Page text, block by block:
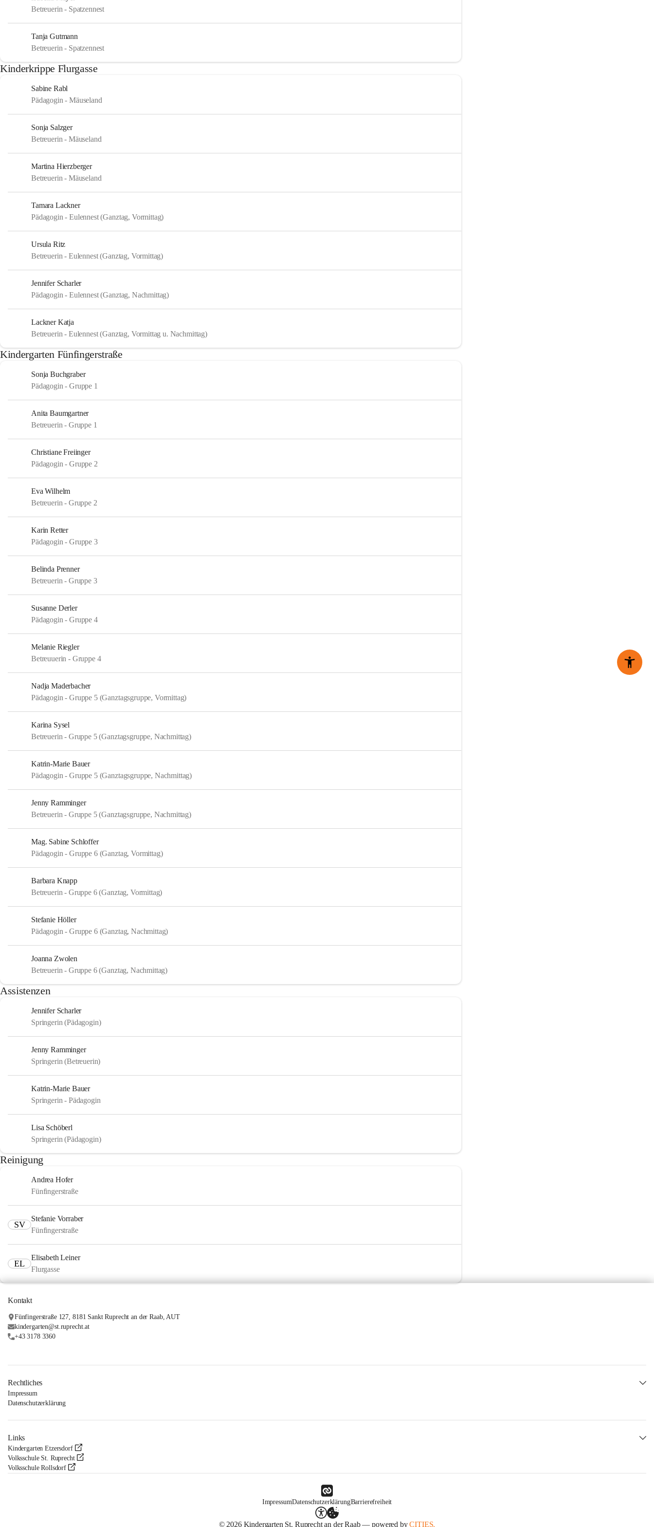
Betreuerin - Spatzennest
Tanja Gutmann
Betreuerin - Spatzennest
Kinderkrippe Flurgasse
Sabine Rabl
Pädagogin - Mäuseland
Sonja Salzger
Betreuerin - Mäuseland
Martina Hierzberger
Betreuerin - Mäuseland
Tamara Lackner
Pädagogin - Eulennest (Ganztag, Vormittag)
Ursula Ritz
Betreuerin - Eulennest (Ganztag, Vormittag)
Jennifer Scharler
Pädagogin - Eulennest (Ganztag, Nachmittag)
Lackner Katja
Betreuerin - Eulennest (Ganztag, Vormittag u. Nachmittag)
Kindergarten Fünfingerstraße
Sonja Buchgraber
Pädagogin - Gruppe 1
Anita Baumgartner
Betreuerin - Gruppe 1
Christiane Freiinger
Pädagogin - Gruppe 2
Eva Wilhelm
Betreuerin - Gruppe 2
Karin Retter
Pädagogin - Gruppe 3
Belinda Prenner
Betreuerin - Gruppe 3
Susanne Derler
Pädagogin - Gruppe 4
Melanie Riegler
Betreuuerin - Gruppe 4
Nadja Maderbacher
Pädagogin - Gruppe 5 (Ganztagsgruppe, Vormittag)
Karina Sysel
Betreuerin - Gruppe 5 (Ganztagsgruppe, Nachmittag)
Katrin-Marie Bauer
Pädagogin - Gruppe 5 (Ganztagsgruppe, Nachmittag)
Jenny Ramminger
Betreuerin - Gruppe 5 (Ganztagsgruppe, Nachmittag)
Mag. Sabine Schloffer
Pädagogin - Gruppe 6 (Ganztag, Vormittag)
Barbara Knapp
Betreuerin - Gruppe 6 (Ganztag, Vormittag)
Stefanie Höller
Pädagogin - Gruppe 6 (Ganztag, Nachmittag)
Joanna Zwolen
Betreuerin - Gruppe 6 (Ganztag, Nachmittag)
Assistenzen
Jennifer Scharler
Springerin (Pädagogin)
Jenny Ramminger
Springerin (Betreuerin)
Katrin-Marie Bauer
Springerin - Pädagogin
Lisa Schöberl
Springerin (Pädagogin)
Reinigung
Andrea Hofer
Fünfingerstraße
SV
Stefanie Vorraber
Fünfingerstraße
EL
Elisabeth Leiner
Flurgasse
Kontakt
Fünfingerstraße 127, 8181 Sankt Ruprecht an der Raab, AUT
kindergarten@st.ruprecht.at
+43 3178 3360
Rechtliches
Impressum
Datenschutzerklärung
Links
Kindergarten Etzersdorf
Volksschule St. Ruprecht
Volksschule Rollsdorf
ImpressumDatenschutzerklärungBarrierefreiheit
© 2026 Kindergarten St. Ruprecht an der Raab — powered byCITIES.